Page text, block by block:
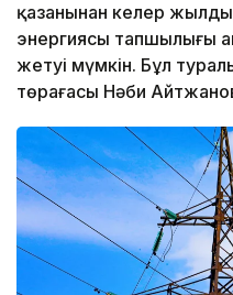
қазанынан келер
энергиясы тапшылығы
жетуі мүмкін. Бұл
төрағасы Нәби